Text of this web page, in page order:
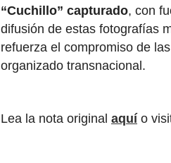
“Cuchillo” capturado, con
difusión de estas fotografías
refuerza el compromiso de
organizado transnacional.
Lea la nota original aquí o